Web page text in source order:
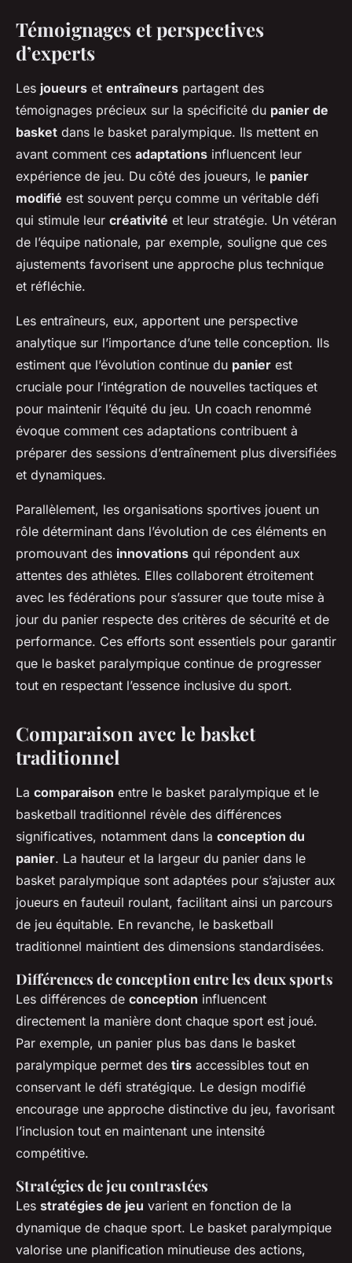
Témoignages et perspectives
d’experts
Les joueurs et entraîneurs partagent des
témoignages précieux sur la spécificité du panier de
basket dans le basket paralympique. Ils mettent en
avant comment ces adaptations influencent leur
expérience de jeu. Du côté des joueurs, le panier
modifié est souvent perçu comme un véritable défi
qui stimule leur créativité et leur stratégie. Un vétéran
de l’équipe nationale, par exemple, souligne que ces
ajustements favorisent une approche plus technique
et réfléchie.
Les entraîneurs, eux, apportent une perspective
analytique sur l’importance d’une telle conception. Ils
estiment que l’évolution continue du panier est
cruciale pour l’intégration de nouvelles tactiques et
pour maintenir l’équité du jeu. Un coach renommé
évoque comment ces adaptations contribuent à
préparer des sessions d’entraînement plus diversifiées
et dynamiques.
Parallèlement, les organisations sportives jouent un
rôle déterminant dans l’évolution de ces éléments en
promouvant des innovations qui répondent aux
attentes des athlètes. Elles collaborent étroitement
avec les fédérations pour s’assurer que toute mise à
jour du panier respecte des critères de sécurité et de
performance. Ces efforts sont essentiels pour garantir
que le basket paralympique continue de progresser
tout en respectant l’essence inclusive du sport.
Comparaison avec le basket
traditionnel
La comparaison entre le basket paralympique et le
basketball traditionnel révèle des différences
significatives, notamment dans la conception du
panier. La hauteur et la largeur du panier dans le
basket paralympique sont adaptées pour s’ajuster aux
joueurs en fauteuil roulant, facilitant ainsi un parcours
de jeu équitable. En revanche, le basketball
traditionnel maintient des dimensions standardisées.
Différences de conception entre les deux sports
Les différences de conception influencent
directement la manière dont chaque sport est joué.
Par exemple, un panier plus bas dans le basket
paralympique permet des tirs accessibles tout en
conservant le défi stratégique. Le design modifié
encourage une approche distinctive du jeu, favorisant
l’inclusion tout en maintenant une intensité
compétitive.
Stratégies de jeu contrastées
Les stratégies de jeu varient en fonction de la
dynamique de chaque sport. Le basket paralympique
valorise une planification minutieuse des actions,